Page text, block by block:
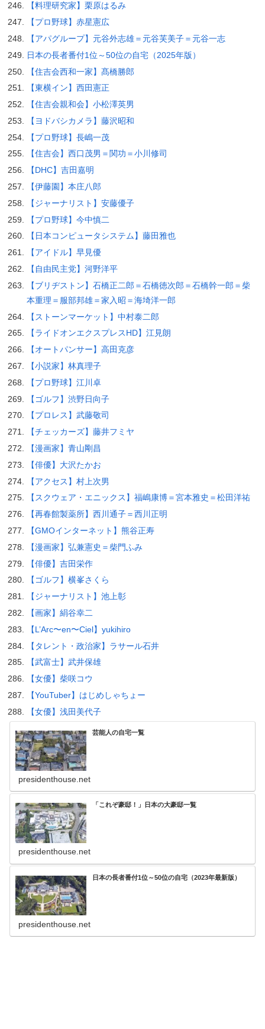
【料理研究家】栗原はるみ
【プロ野球】赤星憲広
【アパグループ】元谷外志雄＝元谷芙美子＝元谷一志
日本の長者番付1位～50位の自宅（2025年版）
【住吉会西和一家】髙橋勝郎
【東横イン】西田憲正
【住吉会親和会】小松澤英男
【ヨドバシカメラ】藤沢昭和
【プロ野球】長嶋一茂
【住吉会】西口茂男＝関功＝小川修司
【DHC】吉田嘉明
【伊藤園】本庄八郎
【ジャーナリスト】安藤優子
【プロ野球】今中慎二
【日本コンピュータシステム】藤田雅也
【アイドル】早見優
【自由民主党】河野洋平
【ブリヂストン】石橋正二郎＝石橋徳次郎＝石橋幹一郎＝柴
本重理＝服部邦雄＝家入昭＝海埼洋一郎
【ストーンマーケット】中村泰二郎
【ライドオンエクスプレスHD】江見朗
【オートパンサー】高田克彦
【小説家】林真理子
【プロ野球】江川卓
【ゴルフ】渋野日向子
【プロレス】武藤敬司
【チェッカーズ】藤井フミヤ
【漫画家】青山剛昌
【俳優】大沢たかお
【アクセス】村上次男
【スクウェア・エニックス】福嶋康博＝宮本雅史＝松田洋祐
【再春館製薬所】西川通子＝西川正明
【GMOインターネット】熊谷正寿
【漫画家】弘兼憲史＝柴門ふみ
【俳優】吉田栄作
【ゴルフ】横峯さくら
【ジャーナリスト】池上彰
【画家】絹谷幸二
【L’Arc〜en〜Ciel】yukihiro
【タレント・政治家】ラサール石井
【武富士】武井保雄
【女優】柴咲コウ
【YouTuber】はじめしゃちょー
【女優】浅田美代子
芸能人の自宅一覧
presidenthouse.net
「これぞ豪邸！」日本の大豪邸一覧
presidenthouse.net
日本の長者番付1位～50位の自宅（2023年最新版）
presidenthouse.net